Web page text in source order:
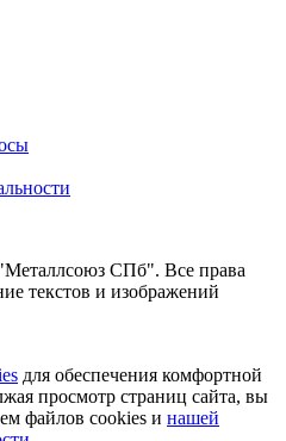
СПб". Все права
текстов и изображений
для обеспечения комфортной
просмотр страниц сайта, вы
файлов cookies и нашей